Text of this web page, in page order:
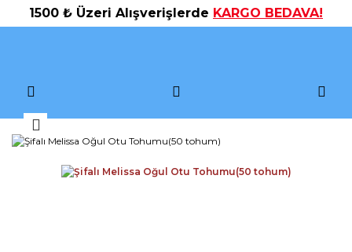
1500 ₺ Üzeri Alışverişlerde KARGO BEDAVA!